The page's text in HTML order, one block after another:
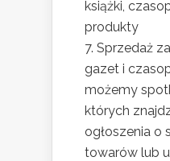
książki,
produkty
7. Sprzedaż
gazet i
możemy
których
ogłoszenia o
towarów lub